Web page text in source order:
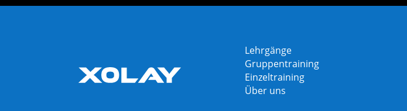
Lehrgänge
Gruppentraining
Einzeltraining
Über uns